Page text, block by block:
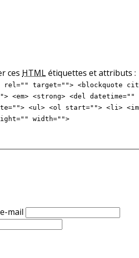
ces HTMLétiquettes et attributs :
target=""> <blockquote
<em> <strong> <del
<ul> <ol start=""> <li>
width="">
mail